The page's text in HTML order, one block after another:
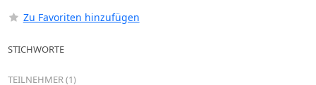
Zu Favoriten hinzufügen
STICHWORTE
TEILNEHMER (1)